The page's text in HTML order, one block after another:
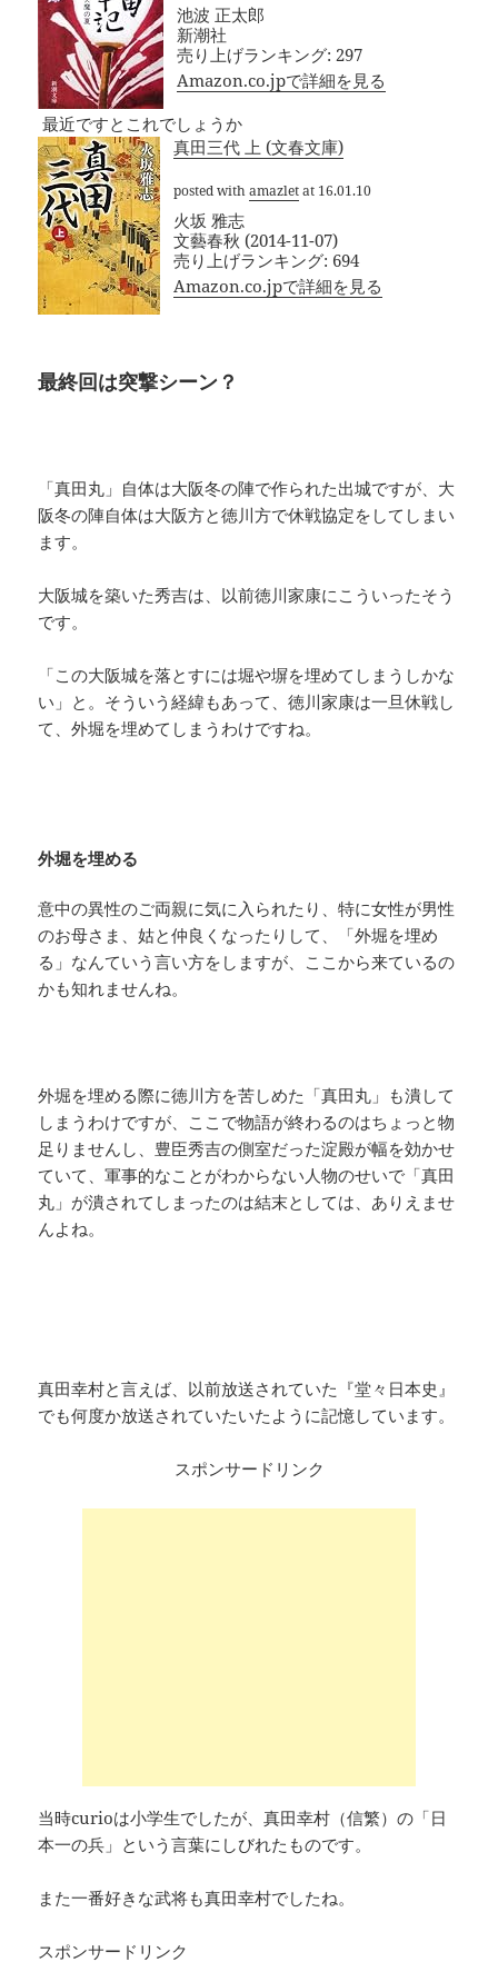
池波 正太郎
新潮社
売り上げランキング: 297
Amazon.co.jpで詳細を見る
最近ですとこれでしょうか
真田三代 上 (文春文庫)
posted withamazletat 16.01.10
火坂 雅志
文藝春秋 (2014-11-07)
売り上げランキング: 694
Amazon.co.jpで詳細を見る
最終回は突撃シーン？
「真田丸」自体は大阪冬の陣で作られた出城ですが、大
阪冬の陣自体は大阪方と徳川方で休戦協定をしてしまい
ます。
大阪城を築いた秀吉は、以前徳川家康にこういったそう
です。
「この大阪城を落とすには堀や塀を埋めてしまうしかな
い」と。そういう経緯もあって、徳川家康は一旦休戦し
て、外堀を埋めてしまうわけですね。
外堀を埋める
意中の異性のご両親に気に入られたり、特に女性が男性
のお母さま、姑と仲良くなったりして、「外堀を埋め
る」なんていう言い方をしますが、ここから来ているの
かも知れませんね。
外堀を埋める際に徳川方を苦しめた「真田丸」も潰して
しまうわけですが、ここで物語が終わるのはちょっと物
足りませんし、豊臣秀吉の側室だった淀殿が幅を効かせ
ていて、軍事的なことがわからない人物のせいで「真田
丸」が潰されてしまったのは結末としては、ありえませ
んよね。
真田幸村と言えば、以前放送されていた『堂々日本史』
でも何度か放送されていたいたように記憶しています。
スポンサードリンク
当時curioは小学生でしたが、真田幸村（信繁）の「日
本一の兵」という言葉にしびれたものです。
また一番好きな武将も真田幸村でしたね。
スポンサードリンク